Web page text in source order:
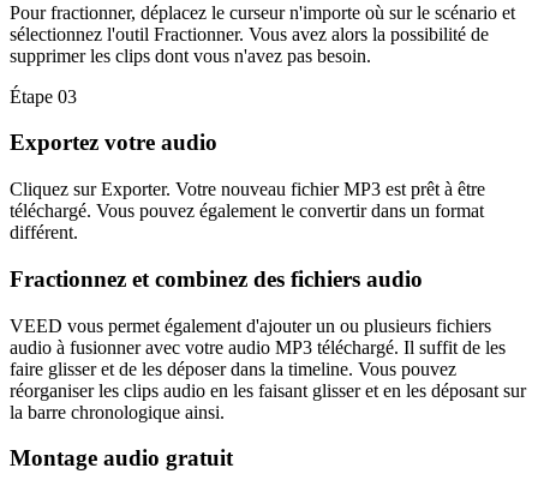
Pour fractionner, déplacez le curseur n'importe où sur le scénario et
sélectionnez l'outil Fractionner. Vous avez alors la possibilité de
supprimer les clips dont vous n'avez pas besoin.
Étape 03
Exportez votre audio
Cliquez sur Exporter. Votre nouveau fichier MP3 est prêt à être
téléchargé. Vous pouvez également le convertir dans un format
différent.
Fractionnez et combinez des fichiers audio
VEED vous permet également d'ajouter un ou plusieurs fichiers
audio à fusionner avec votre audio MP3 téléchargé. Il suffit de les
faire glisser et de les déposer dans la timeline. Vous pouvez
réorganiser les clips audio en les faisant glisser et en les déposant sur
la barre chronologique ainsi.
Montage audio gratuit